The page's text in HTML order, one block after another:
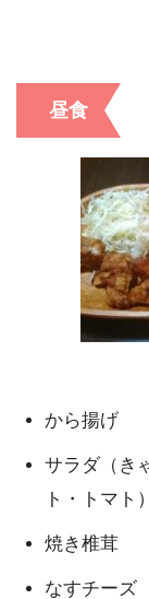
昼食
から揚げ
サラダ（き
ト・トマト）
焼き椎茸
なすチーズ